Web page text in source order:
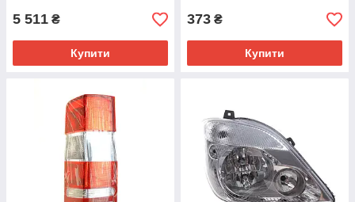
5 511 ₴
Купити
373 ₴
Купити